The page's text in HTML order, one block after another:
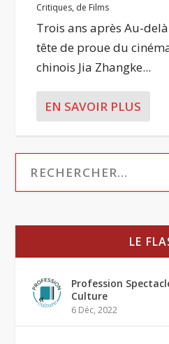
Critiques, de Films
Trois ans après Au-
tête de proue du
chinois Jia Zhangke...
EN SAVOIR PLUS
LE
Profession
Culture
6 Déc, 2022